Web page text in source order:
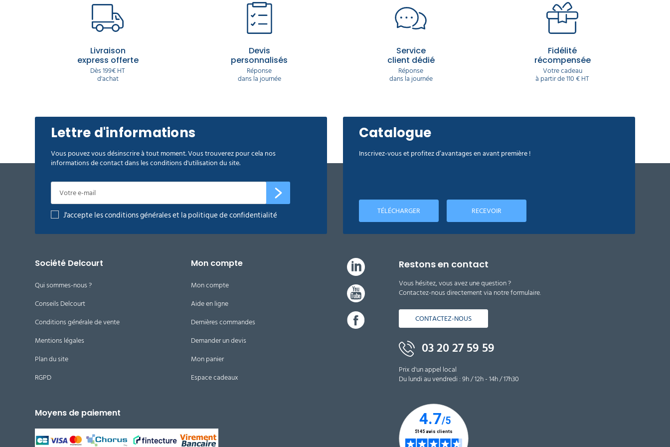
Livraison
express offerte
Dès 199€ HT
d'achat
Devis
personnalisés
Réponse
dans la journée
Service
client dédié
Réponse
dans la journée
Fidélité
récompensée
Votre cadeau
à partir de 110 € HT
Lettre d'informations
Vous pouvez vous désinscrire à tout moment. Vous trouverez pour cela nos
informations de contact dans les conditions d'utilisation du site.
J'accepte les conditions générales et la politique de confidentialité
Catalogue
Inscrivez-vous et profitez d’avantages en avant première !
TÉLÉCHARGER RECEVOIR
Société Delcourt
Qui sommes-nous ?
Conseils Delcourt
Conditions générale de vente
Mentions légales
Plan du site
RGPD
Mon compte
Mon compte
Aide en ligne
Dernières commandes
Demander un devis
Mon panier
Espace cadeaux
Restons en contact
Vous hésitez, vous avez une question ?
Contactez-nous directement via notre formulaire.
CONTACTEZ-NOUS
03 20 27 59 59
Prix d'un appel local
Du lundi au vendredi : 9h / 12h - 14h / 17h30
Moyens de paiement